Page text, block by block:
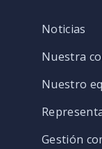
Noticias
Nuestra
Nuestro
Gestión